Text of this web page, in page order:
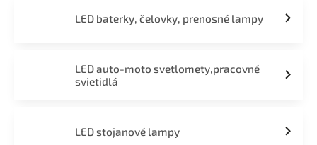
LED baterky, čelovky, prenosné lampy
LED auto-moto svetlomety,pracovné
svietidlá
LED stojanové lampy